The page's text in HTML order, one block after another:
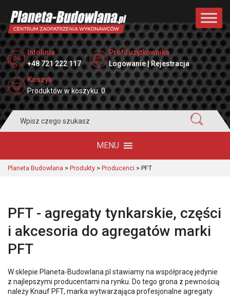
Infolinia
+48 721 222 117
Profil użytkownika
Logowanie | Rejestracja
Koszyk
Produktów w koszyku: 0
for:
MENU
Planeta Budowlana > Produkty > Producenci > PFT
PFT - agregaty tynkarskie, części
i akcesoria do agregatów marki
PFT
W sklepie Planeta-Budowlana.pl stawiamy na współpracę jedynie
z najlepszymi producentami na rynku. Do tego grona z pewnością
należy Knauf PFT, marka wytwarzająca profesjonalne agregaty